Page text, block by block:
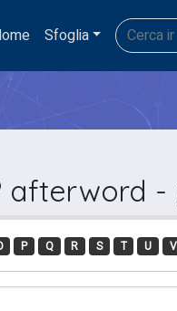
Sfoglia
afterword
P Q R S T U V